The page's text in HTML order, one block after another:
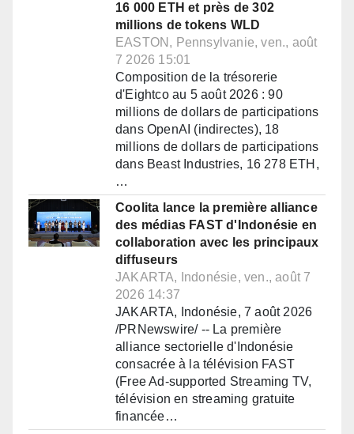
16 000 ETH et près de 302
millions de tokens WLD
EASTON, Pennsylvanie, ven., août
7 2026 15:01
Composition de la trésorerie
d'Eightco au 5 août 2026 : 90
millions de dollars de participations
dans OpenAI (indirectes), 18
millions de dollars de participations
dans Beast Industries, 16 278 ETH,
…
Coolita lance la première alliance
des médias FAST d'Indonésie en
collaboration avec les principaux
diffuseurs
JAKARTA, Indonésie, ven., août 7
2026 14:37
JAKARTA, Indonésie, 7 août 2026
/PRNewswire/ -- La première
alliance sectorielle d'Indonésie
consacrée à la télévision FAST
(Free Ad-supported Streaming TV,
télévision en streaming gratuite
financée…